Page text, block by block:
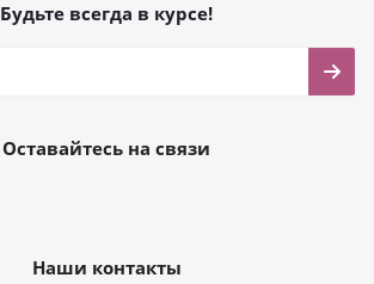
Будьте всегда в курсе!
Оставайтесь на связи
Наши контакты